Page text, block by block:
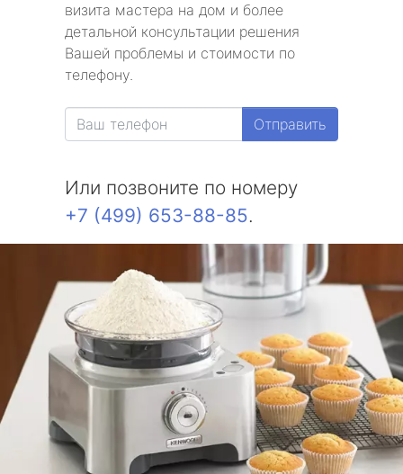
визита мастера на дом и более
детальной консультации решения
Вашей проблемы и стоимости по
телефону.
Отправить
Или позвоните по номеру
+7 (499) 653-88-85.